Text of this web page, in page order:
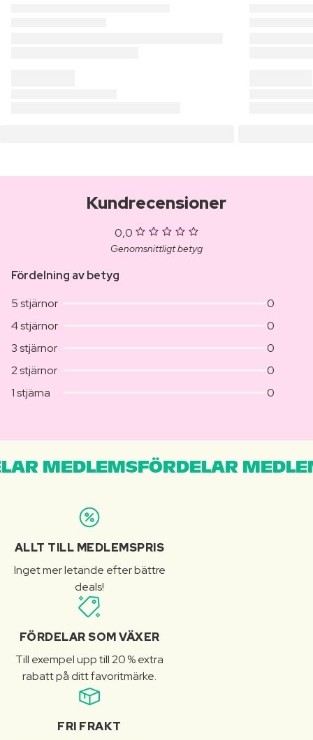
Kundrecensioner
0,0
Genomsnittligt betyg
Fördelning av betyg
5 stjärnor
0
4 stjärnor
0
3 stjärnor
0
2 stjärnor
0
1 stjärna
0
MEDLEMSFÖRDELAR
ALLT TILL MEDLEMSPRIS
Inget mer letande efter bättre
deals!
FÖRDELAR SOM VÄXER
Till exempel upp till 20 % extra
rabatt på ditt favoritmärke.
FRI FRAKT